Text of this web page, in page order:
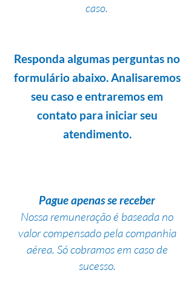
caso.
Responda algumas perguntas no
formulário abaixo. Analisaremos
seu caso e entraremos em
contato para iniciar seu
atendimento.
Pague apenas se receber
Nossa remuneração é baseada no
valor compensado pela companhia
aérea. Só cobramos em caso de
sucesso.